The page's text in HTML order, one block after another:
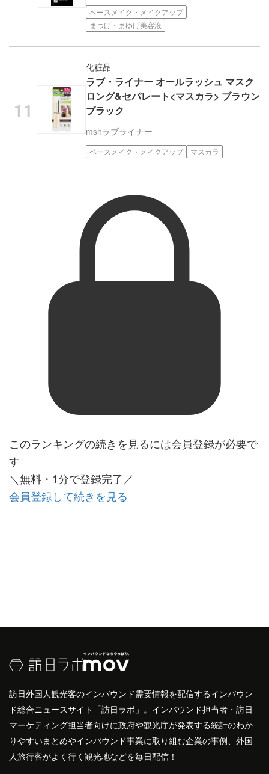
ベースメイク・メイクアップ
まつげ・まゆげ美容液
化粧品
ラブ・ライナー オールラッシュ マスク
ロング&セパレート<マスカラ> ブラウン
ブラック
mshラブライナー
ベースメイク・メイクアップ マスカラ
このランキングの続きを見るには会員登録が必要で
す
＼無料・1分で登録完了／
会員登録して続きを見る
訪日外国人観光客のインバウンド需要情報を配信するインバウン
ド総合ニュースサイト「訪日ラボ」。インバウンド担当者・訪日
マーケティング担当者向けに政府や観光庁が発表する統計のわか
りやすいまとめやインバウンド事業に取り組む企業の事例、外国
人旅行客がよく行く観光地などを毎日配信！